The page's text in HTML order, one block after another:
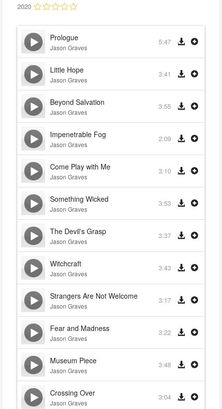
2020
Prologue
Jason Graves
5:47
Little Hope
Jason Graves
3:41
Beyond Salvation
Jason Graves
3:55
Impenetrable Fog
Jason Graves
2:09
Come Play with Me
Jason Graves
3:10
Something Wicked
Jason Graves
3:53
The Devil's Grasp
Jason Graves
3:37
Witchcraft
Jason Graves
3:43
Strangers Are Not Welcome
Jason Graves
3:17
Fear and Madness
Jason Graves
3:22
Museum Piece
Jason Graves
3:48
Crossing Over
Jason Graves
3:04